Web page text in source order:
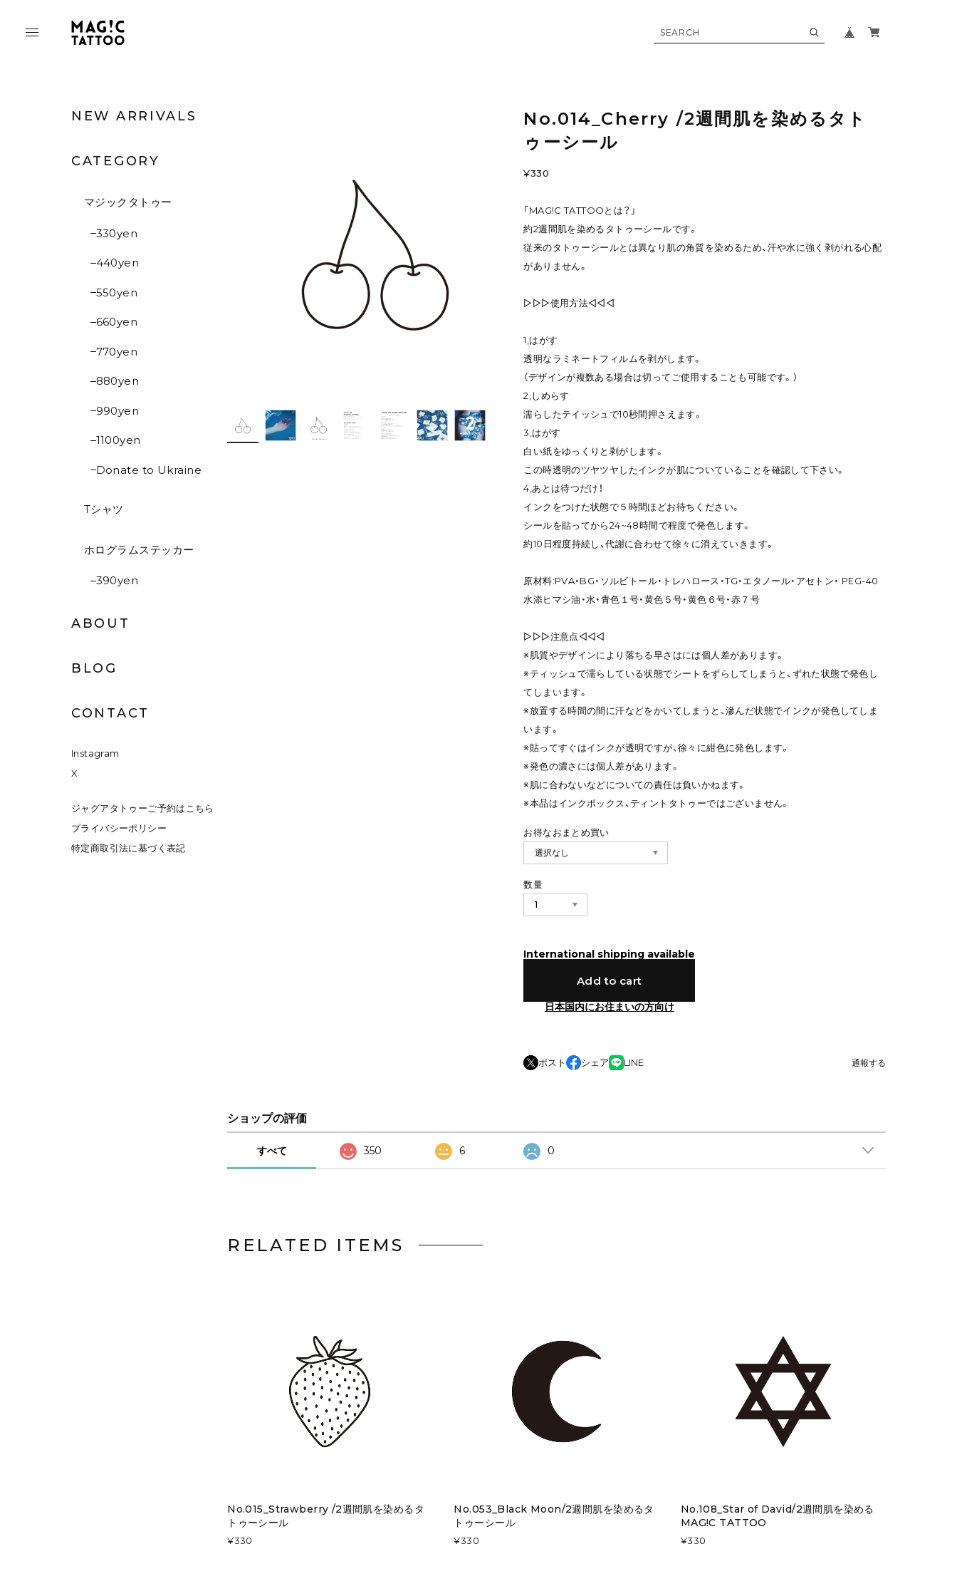
NEW ARRIVALS
CATEGORY
マジックタトゥー
330yen
440yen
550yen
660yen
770yen
880yen
990yen
1100yen
Donate to Ukraine
Tシャツ
ホログラムステッカー
390yen
ABOUT
BLOG
CONTACT
Instagram
X
ジャグアタトゥーご予約はこちら
プライバシーポリシー
特定商取引法に基づく表記
No.014_Cherry /2週間肌を染めるタト
ゥーシール
¥330
「MAG!C TATTOOとは？」
約2週間肌を染めるタトゥーシールです。
従来のタトゥーシールとは異なり肌の角質を染めるため、汗や水に強く剥がれる心配
がありません。
▷▷▷使用方法◁◁◁
1,はがす
透明なラミネートフィルムを剥がします。
（デザインが複数ある場合は切ってご使用することも可能です。）
2,しめらす
濡らしたテイッシュで10秒間押さえます。
3,はがす
白い紙をゆっくりと剥がします。
この時透明のツヤツヤしたインクが肌についていることを確認して下さい。
4,あとは待つだけ！
インクをつけた状態で５時間ほどお待ちください。
シールを貼ってから24~48時間で程度で発色します。
約10日程度持続し、代謝に合わせて徐々に消えていきます。
原材料:PVA・BG・ソルビトール・トレハロース・TG・エタノール・アセトン・ PEG-40
水添ヒマシ油・水・青色１号・黄色５号・黄色６号・赤７号
▷▷▷注意点◁◁◁
※肌質やデザインにより落ちる早さはには個人差があります。
※ティッシュで濡らしている状態でシートをずらしてしまうと、ずれた状態で発色し
てしまいます。
※放置する時間の間に汗などをかいてしまうと、滲んだ状態でインクが発色してしま
います。
※貼ってすぐはインクが透明ですが、徐々に紺色に発色します。
※発色の濃さには個人差があります。
※肌に合わないなどについての責任は負いかねます。
※本品はインクボックス、ティントタトゥーではございません。
お得なおまとめ買い
数量
International shipping available
Add to cart
日本国内にお住まいの方向け
ポスト シェア LINE 通報する
ショップの評価
すべて 350 6 0
RELATED ITEMS
No.015_Strawberry /2週間肌を染めるタ
トゥーシール
¥330
No.053_Black Moon/2週間肌を染めるタ
トゥーシール
¥330
No.108_Star of David/2週間肌を染める
MAG!C TATTOO
¥330